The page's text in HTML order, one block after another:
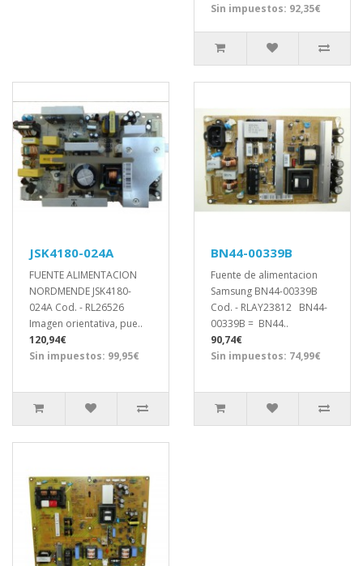
Sin impuestos: 92,35€
JSK4180-024A
FUENTE ALIMENTACION
NORDMENDE JSK4180-
024A Cod. - RL26526
Imagen orientativa, pue..
120,94€
Sin impuestos: 99,95€
BN44-00339B
Fuente de alimentacion
Samsung BN44-00339B
Cod. - RLAY23812 BN44-
00339B = BN44..
90,74€
Sin impuestos: 74,99€